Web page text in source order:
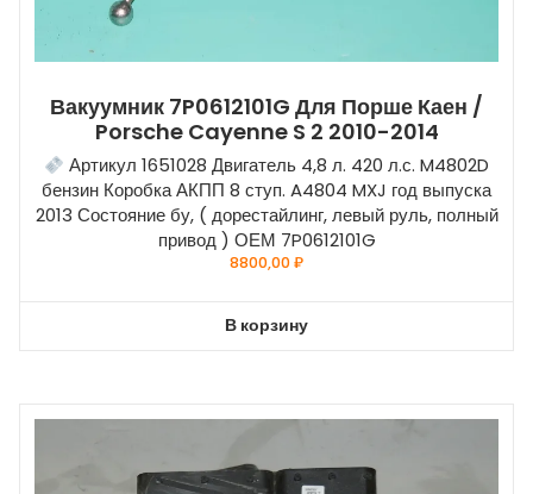
Вакуумник 7P0612101G Для Порше Каен /
Porsche Cayenne S 2 2010-2014
Артикул 1651028 Двигатель 4,8 л. 420 л.с. M4802D
бензин Коробка АКПП 8 ступ. A4804 MXJ год выпуска
2013 Состояние бу, ( дорестайлинг, левый руль, полный
привод ) ОЕМ 7P0612101G
8800,00₽
В корзину